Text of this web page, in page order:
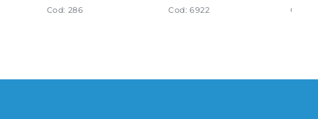
Cod: 286 Cod: 6922 Cod: